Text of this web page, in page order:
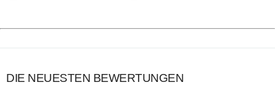
DIE NEUESTEN BEWERTUNGEN